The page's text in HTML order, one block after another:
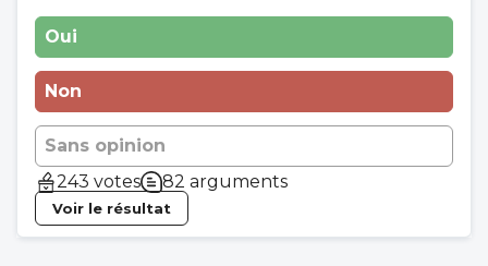
Oui
Non
Sans opinion
243 votes
82 arguments
Voir le résultat